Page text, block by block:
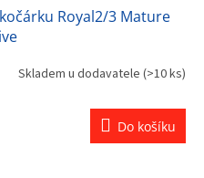
kočárku Royal2/3 Mature
Skladem u dodavatele (>10 ks)
Do košíku